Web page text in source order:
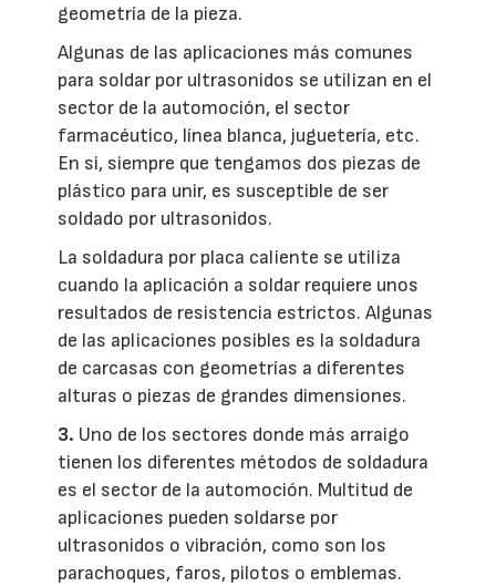
geometría de la pieza.
Algunas de las aplicaciones más comunes
para soldar por ultrasonidos se utilizan en el
sector de la automoción, el sector
farmacéutico, línea blanca, juguetería, etc.
En si, siempre que tengamos dos piezas de
plástico para unir, es susceptible de ser
soldado por ultrasonidos.
La soldadura por placa caliente se utiliza
cuando la aplicación a soldar requiere unos
resultados de resistencia estrictos. Algunas
de las aplicaciones posibles es la soldadura
de carcasas con geometrías a diferentes
alturas o piezas de grandes dimensiones.
3. Uno de los sectores donde más arraigo
tienen los diferentes métodos de soldadura
es el sector de la automoción. Multitud de
aplicaciones pueden soldarse por
ultrasonidos o vibración, como son los
parachoques, faros, pilotos o emblemas.